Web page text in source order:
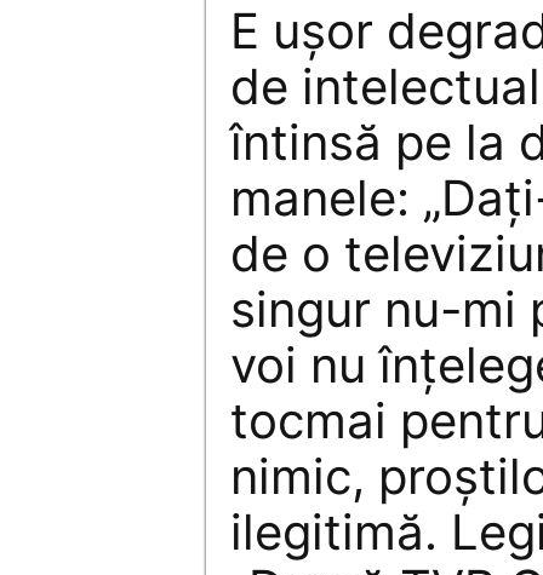
E uşor
de
întinsă pe la
manele:
de o
singur nu-mi
voi nu
tocmai
nimic,
ilegitimă.